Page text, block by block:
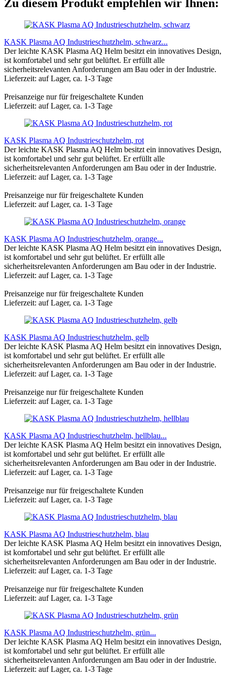
Zu diesem Produkt empfehlen wir Ihnen:
KASK Plasma AQ Industrieschutzhelm, schwarz...
Der leichte KASK Plasma AQ Helm besitzt ein innovatives Design,
ist komfortabel und sehr gut belüftet. Er erfüllt alle
sicherheitsrelevanten Anforderungen am Bau oder in der Industrie.
Lieferzeit: auf Lager, ca. 1-3 Tage
Preisanzeige nur für freigeschaltete Kunden
Lieferzeit: auf Lager, ca. 1-3 Tage
KASK Plasma AQ Industrieschutzhelm, rot
Der leichte KASK Plasma AQ Helm besitzt ein innovatives Design,
ist komfortabel und sehr gut belüftet. Er erfüllt alle
sicherheitsrelevanten Anforderungen am Bau oder in der Industrie.
Lieferzeit: auf Lager, ca. 1-3 Tage
Preisanzeige nur für freigeschaltete Kunden
Lieferzeit: auf Lager, ca. 1-3 Tage
KASK Plasma AQ Industrieschutzhelm, orange...
Der leichte KASK Plasma AQ Helm besitzt ein innovatives Design,
ist komfortabel und sehr gut belüftet. Er erfüllt alle
sicherheitsrelevanten Anforderungen am Bau oder in der Industrie.
Lieferzeit: auf Lager, ca. 1-3 Tage
Preisanzeige nur für freigeschaltete Kunden
Lieferzeit: auf Lager, ca. 1-3 Tage
KASK Plasma AQ Industrieschutzhelm, gelb
Der leichte KASK Plasma AQ Helm besitzt ein innovatives Design,
ist komfortabel und sehr gut belüftet. Er erfüllt alle
sicherheitsrelevanten Anforderungen am Bau oder in der Industrie.
Lieferzeit: auf Lager, ca. 1-3 Tage
Preisanzeige nur für freigeschaltete Kunden
Lieferzeit: auf Lager, ca. 1-3 Tage
KASK Plasma AQ Industrieschutzhelm, hellblau...
Der leichte KASK Plasma AQ Helm besitzt ein innovatives Design,
ist komfortabel und sehr gut belüftet. Er erfüllt alle
sicherheitsrelevanten Anforderungen am Bau oder in der Industrie.
Lieferzeit: auf Lager, ca. 1-3 Tage
Preisanzeige nur für freigeschaltete Kunden
Lieferzeit: auf Lager, ca. 1-3 Tage
KASK Plasma AQ Industrieschutzhelm, blau
Der leichte KASK Plasma AQ Helm besitzt ein innovatives Design,
ist komfortabel und sehr gut belüftet. Er erfüllt alle
sicherheitsrelevanten Anforderungen am Bau oder in der Industrie.
Lieferzeit: auf Lager, ca. 1-3 Tage
Preisanzeige nur für freigeschaltete Kunden
Lieferzeit: auf Lager, ca. 1-3 Tage
KASK Plasma AQ Industrieschutzhelm, grün...
Der leichte KASK Plasma AQ Helm besitzt ein innovatives Design,
ist komfortabel und sehr gut belüftet. Er erfüllt alle
sicherheitsrelevanten Anforderungen am Bau oder in der Industrie.
Lieferzeit: auf Lager, ca. 1-3 Tage